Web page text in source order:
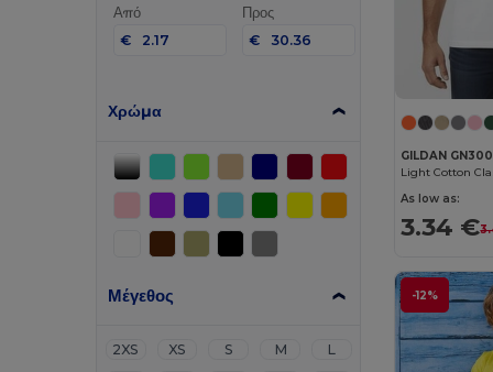
Από
€
Προς
€
Χρώμα
Μέγεθος
2XS XS S M
L
GILDAN
Light Cotton
As low as:
3.34 €
-12%